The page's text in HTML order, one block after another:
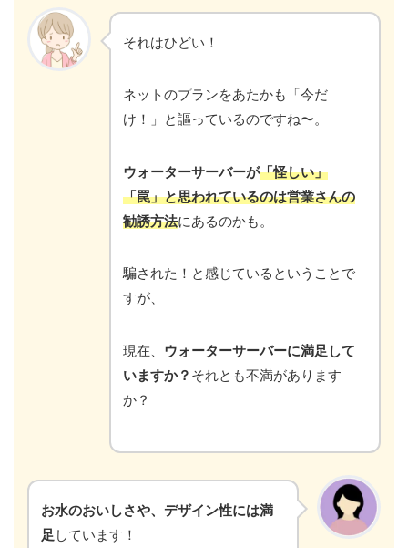
それはひどい！
ネットのプランをあたかも「今だ
け！」と謳っているのですね〜。
ウォーターサーバーが「怪しい」
「罠」と思われているのは営業さんの
勧誘方法にあるのかも。
騙された！と感じているということで
すが、
現在、 ウォーターサーバーに満足して
いますか？ それとも不満があります
か？
お水のおいしさや、デザイン性には満
足 しています！